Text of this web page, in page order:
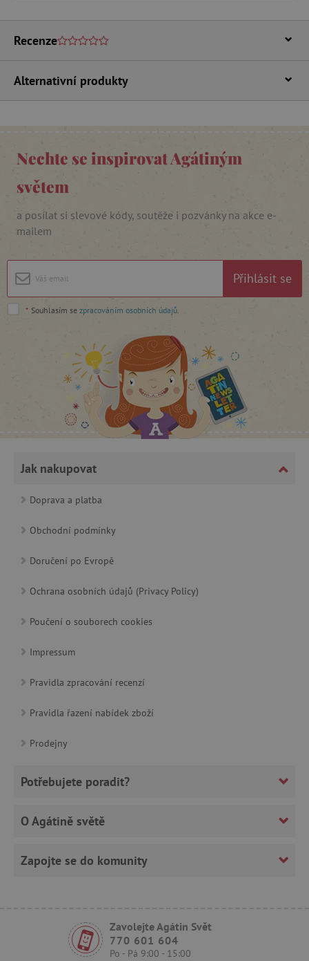
Recenze
Alternativní produkty
Nechte se inspirovat Agátiným
světem
a posílat si slevové kódy, soutěže i pozvánky na akce e-
mailem
Přihlásit se
* Souhlasím se zpracováním osobních údajů
Jak nakupovat
Doprava a platba
Obchodní podmínky
Doručení po Evropě
Ochrana osobních údajů (Privacy Policy)
Poučení o souborech cookies
Impressum
Pravidla zpracování recenzí
Pravidla řazení nabídek zboží
Prodejny
Potřebujete poradit?
O Agátině světě
Zapojte se do komunity
Zavolejte Agátin Svět
770 601 604
Po - Pá 9:00 - 15:00
FUNKČNÍ SOUBORY
Marketingové cookies
základní funkce webových stránek, jako je
přihlášení uživatele a správa účtu. Webové
cookie správně používat.
.vimeo.com
_lb_ccc .agatinsvet.cz